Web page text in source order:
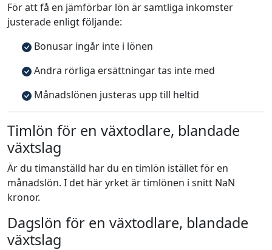
För att få en jämförbar lön är samtliga inkomster
justerade enligt följande:
Bonusar ingår inte i lönen
Andra rörliga ersättningar tas inte med
Månadslönen justeras upp till heltid
Timlön för en växtodlare, blandade
växtslag
Är du timanställd har du en timlön istället för en
månadslön. I det här yrket är timlönen i snitt NaN
kronor.
Dagslön för en växtodlare, blandade
växtslag